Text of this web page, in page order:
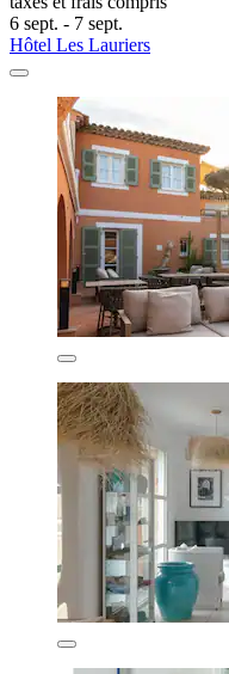
6 sept. - 7 sept.
Hôtel Les Lauriers